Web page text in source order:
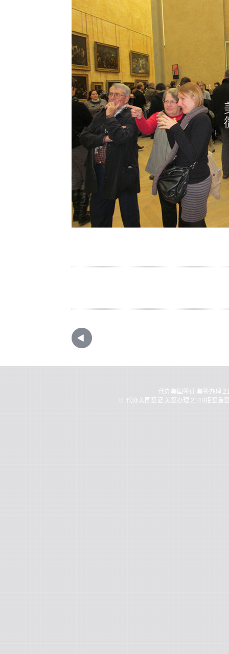
代办美国签证,美签办理
代办美国签证,美签办理,214B拒签重